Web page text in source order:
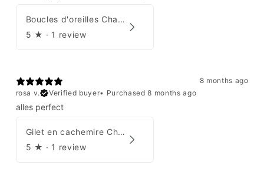
Boucles d'oreilles Chanel par Karl Lagerfeld 2008
5 ★ · 1 review
8 months ago
rosa v.
Verified buyer• Purchased 8 months ago
alles perfect
Gilet en cachemire Chanel Automne 1995
5 ★ · 1 review